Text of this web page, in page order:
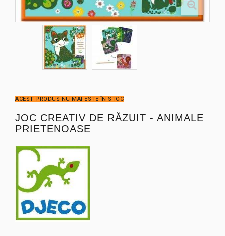
ACEST PRODUS NU MAI ESTE ÎN STOC
JOC CREATIV DE RĂZUIT - ANIMALE
PRIETENOASE